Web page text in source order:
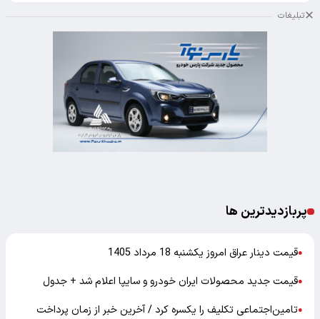
تبلیغات
پربازدیدترین ها
●قیمت دینار عراق امروز یکشنبه 18 مرداد 1405
●قیمت جدید محصولات ایران خودرو و سایپا اعلام شد + جدول
●تامین‌اجتماعی تکلیف را یکسره کرد / آخرین خبر از زمان پرداخت